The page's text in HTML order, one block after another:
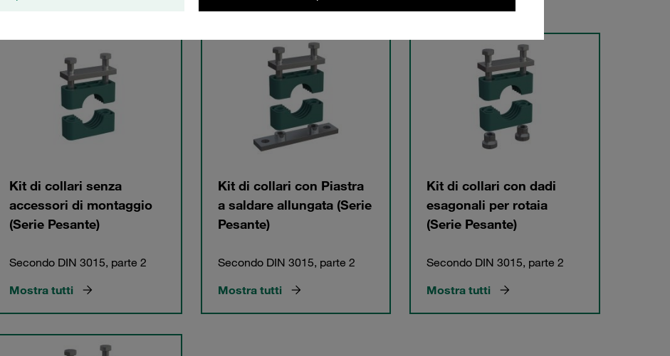
Kit di collari senza
accessori di montaggio
(Serie Pesante)
Secondo DIN 3015, parte 2
Mostra tutti
Kit di collari con Piastra
a saldare allungata (Serie
Pesante)
Secondo DIN 3015, parte 2
Mostra tutti
Kit di collari con dadi
esagonali per rotaia
(Serie Pesante)
Secondo DIN 3015, parte 2
Mostra tutti